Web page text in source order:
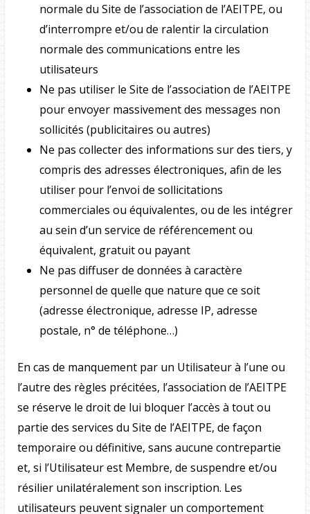
normale du Site de l’association de l’AEITPE, ou
d’interrompre et/ou de ralentir la circulation
normale des communications entre les
utilisateurs
Ne pas utiliser le Site de l’association de l’AEITPE
pour envoyer massivement des messages non
sollicités (publicitaires ou autres)
Ne pas collecter des informations sur des tiers, y
compris des adresses électroniques, afin de les
utiliser pour l’envoi de sollicitations
commerciales ou équivalentes, ou de les intégrer
au sein d’un service de référencement ou
équivalent, gratuit ou payant
Ne pas diffuser de données à caractère
personnel de quelle que nature que ce soit
(adresse électronique, adresse IP, adresse
postale, n° de téléphone…)
En cas de manquement par un Utilisateur à l’une ou
l’autre des règles précitées, l’association de l’AEITPE
se réserve le droit de lui bloquer l’accès à tout ou
partie des services du Site de l’AEITPE, de façon
temporaire ou définitive, sans aucune contrepartie
et, si l’Utilisateur est Membre, de suspendre et/ou
résilier unilatéralement son inscription. Les
utilisateurs peuvent signaler un comportement